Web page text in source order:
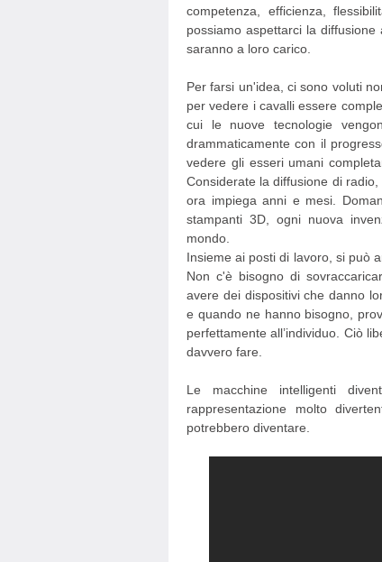
competenza, efficienza,
possiamo aspettarci la
saranno a loro carico.
Per farsi un'idea, ci sono voluti
per vedere i cavalli essere
cui le nuove tecnologie
drammaticamente con il
vedere gli esseri umani
Considerate la diffusione di
ora impiega anni e mesi.
stampanti 3D, ogni nuova
mondo.
Insieme ai posti di lavoro, si può
Non c'è bisogno di
avere dei dispositivi che danno
e quando ne hanno bisogno,
perfettamente all’individuo. Ciò
davvero fare.
Le macchine intelligenti
rappresentazione molto
potrebbero diventare.